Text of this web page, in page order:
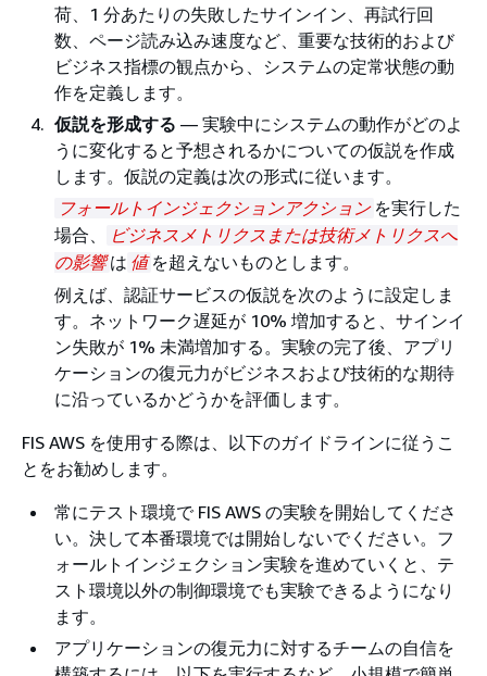
荷、1 分あたりの失敗したサインイン、再試行回
数、ページ読み込み速度など、重要な技術的および
ビジネス指標の観点から、システムの定常状態の動
作を定義します。
仮説を形成する — 実験中にシステムの動作がどのよ
うに変化すると予想されるかについての仮説を作成
します。仮説の定義は次の形式に従います。
フォールトインジェクションアクション を実行した
場合、
ビジネスメトリクスまたは技術メトリクスへ
の影響 は 値 を超えないものとします。
例えば、認証サービスの仮説を次のように設定しま
す。ネットワーク遅延が 10% 増加すると、サインイ
ン失敗が 1% 未満増加する。実験の完了後、アプリ
ケーションの復元力がビジネスおよび技術的な期待
に沿っているかどうかを評価します。
FIS AWS を使用する際は、以下のガイドラインに従うこ
とをお勧めします。
常にテスト環境で FIS AWS の実験を開始してくださ
い。決して本番環境では開始しないでください。フ
ォールトインジェクション実験を進めていくと、テ
スト環境以外の制御環境でも実験できるようになり
ます。
アプリケーションの復元力に対するチームの自信を